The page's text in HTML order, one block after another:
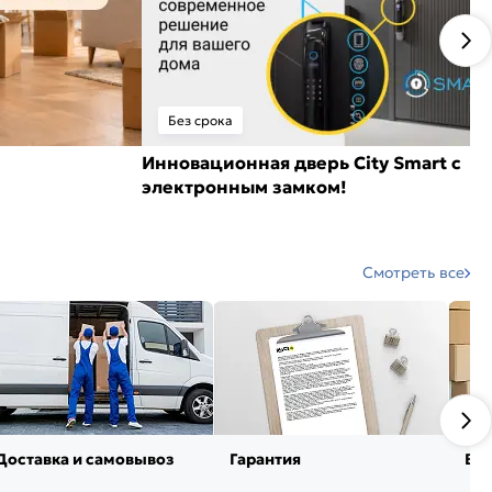
Без срока
Инновационная дверь City Smart с
электронным замком!
Смотреть все
и самовывоз Гарантия